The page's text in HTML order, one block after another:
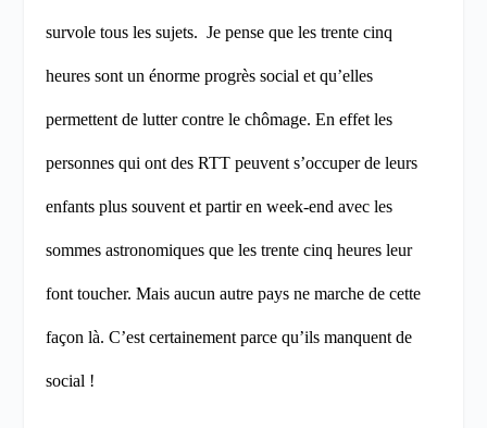
survole tous les sujets. Je pense que les trente cinq
heures sont un énorme progrès social et qu’elles
permettent de lutter contre le chômage. En effet les
personnes qui ont des RTT peuvent s’occuper de leurs
enfants plus souvent et partir en week-end avec les
sommes astronomiques que les trente cinq heures leur
font toucher. Mais aucun autre pays ne marche de cette
façon là. C’est certainement parce qu’ils manquent de
social !